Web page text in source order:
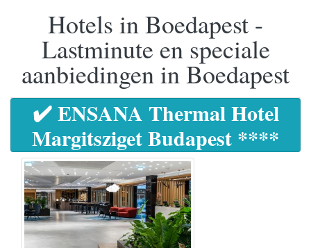
Hotels in Boedapest -
Lastminute en speciale
aanbiedingen in Boedapest
✔️ ENSANA Thermal Hotel
Margitsziget Budapest ****